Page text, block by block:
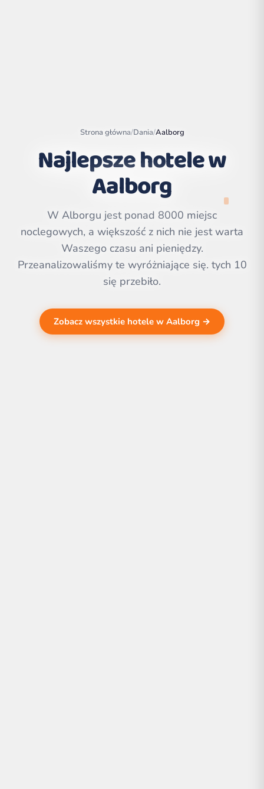
Leaflet
©
OpenStreetMap
Strona główna/Dania/Aalborg
Najlepsze hotele w
Aalborg
W Alborgu jest ponad 8000 miejsc
noclegowych, a większość z nich nie jest warta
Waszego czasu ani pieniędzy.
Przeanalizowaliśmy te wyróżniające się. tych 10
się przebiło.
Zobacz wszystkie hotele w Aalborg →